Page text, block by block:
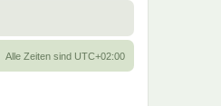
Alle Zeiten sind UTC+02:00